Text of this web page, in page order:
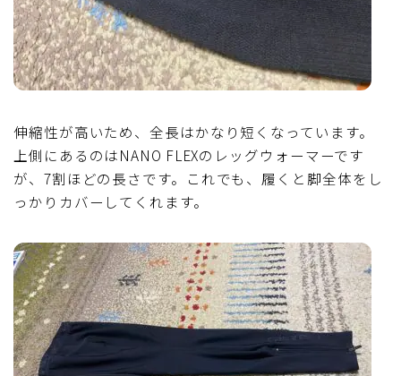
伸縮性が高いため、全長はかなり短くなっています。
上側にあるのはNANO FLEXのレッグウォーマーです
が、7割ほどの長さです。これでも、履くと脚全体をし
っかりカバーしてくれます。